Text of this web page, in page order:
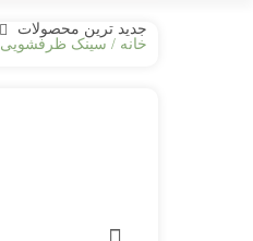
جدید ترین محصولات
خانه سینک ظرفشویی